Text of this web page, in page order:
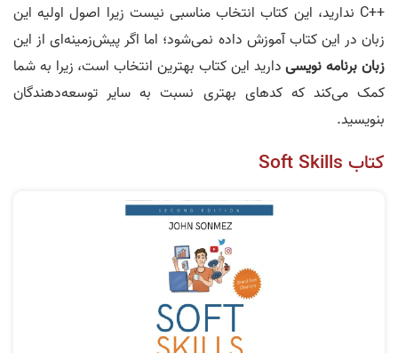
++C ندارید، این کتاب انتخاب مناسبی نیست زیرا اصول اولیه این
زبان در این کتاب آموزش داده نمی‌شود؛ اما اگر پیش‌زمینه‌ای از این
زبان برنامه نویسیدارید این کتاب بهترین انتخاب است، زیرا به شما
کمک می‌کند که کدهای بهتری نسبت به سایر توسعه‌دهندگان
بنویسید.
کتاب Soft Skills